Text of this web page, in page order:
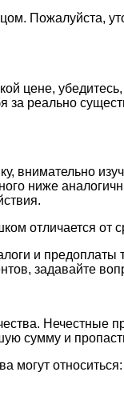
Пожалуйста,
цене,
за реально
внимательно
ниже
отличается от
и
задавайте
Нечестные
сумму и
могут относиться: